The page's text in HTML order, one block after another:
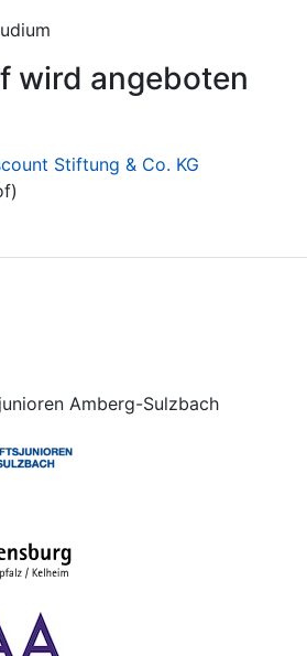
wird angeboten
Stiftung & Co. KG
Amberg-Sulzbach